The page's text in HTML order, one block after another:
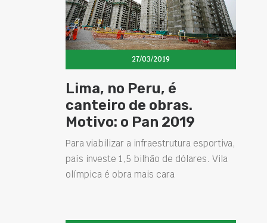
27/03/2019
Lima, no Peru, é
canteiro de obras.
Motivo: o Pan 2019
Para viabilizar a infraestrutura esportiva,
país investe 1,5 bilhão de dólares. Vila
olímpica é obra mais cara